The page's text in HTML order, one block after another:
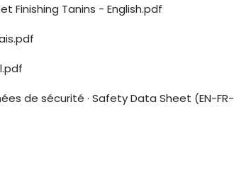
Finishing Tanins - English.pdf
de sécurité · Safety Data Sheet (EN-FR-